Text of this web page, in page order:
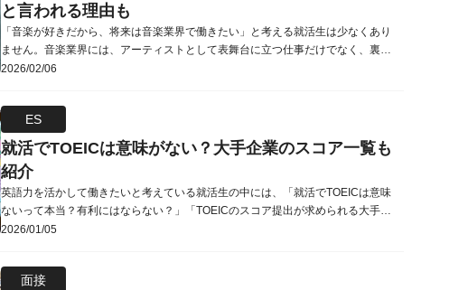
と言われる理由も
「音楽が好きだから、将来は音楽業界で働きたい」と考える就活生は少なくあり
ません。音楽業界には、アーティストとして表舞台に立つ仕事だけでなく、裏方
として音楽を支える多くの職種が存在しています。一方で、音楽業界に対して
記事では、音楽業界のビジネスモデルや仕事内容、市場の動向、そして「やめと
け」と言われる理由についても詳しく解...
2026/02/06
ES
就活でTOEICは意味がない？大手企業のスコア一覧も
紹介
英語力を活かして働きたいと考えている就活生の中には、「就活でTOEICは意味
ないって本当？有利にはならない？」「TOEICのスコア提出が求められる大手企
業はどこ？」「いつまでに何点取ればいいの？」と不安に思っている方も多いの
真相を解説します。またスコア提出が必要な大手企業一覧や、いつまでに受験す
べきか・必要スコアの目...
2026/01/05
面接